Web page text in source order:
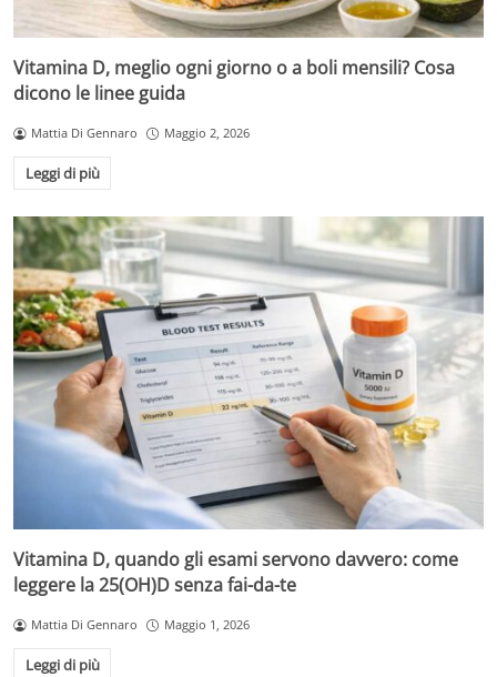
Vitamina D, meglio ogni giorno o a boli mensili? Cosa
dicono le linee guida
Mattia Di Gennaro Maggio 2, 2026
Leggi di più
Vitamina D, quando gli esami servono davvero: come
leggere la 25(OH)D senza fai-da-te
Mattia Di Gennaro Maggio 1, 2026
Leggi di più